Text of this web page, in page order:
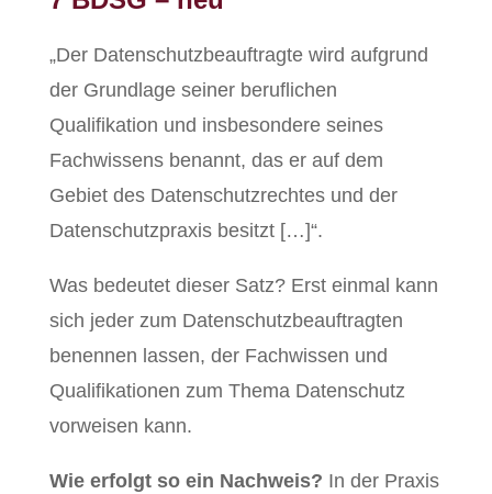
„Der Datenschutzbeauftragte wird aufgrund
der Grundlage seiner beruflichen
Qualifikation und insbesondere seines
Fachwissens benannt, das er auf dem
Gebiet des Datenschutzrechtes und der
Datenschutzpraxis besitzt […]“.
Was bedeutet dieser Satz? Erst einmal kann
sich jeder zum Datenschutzbeauftragten
benennen lassen, der Fachwissen und
Qualifikationen zum Thema Datenschutz
vorweisen kann.
Wie erfolgt so ein Nachweis? In der Praxis